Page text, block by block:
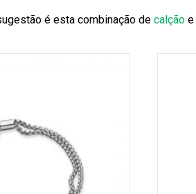
é esta combinação de calçãoe